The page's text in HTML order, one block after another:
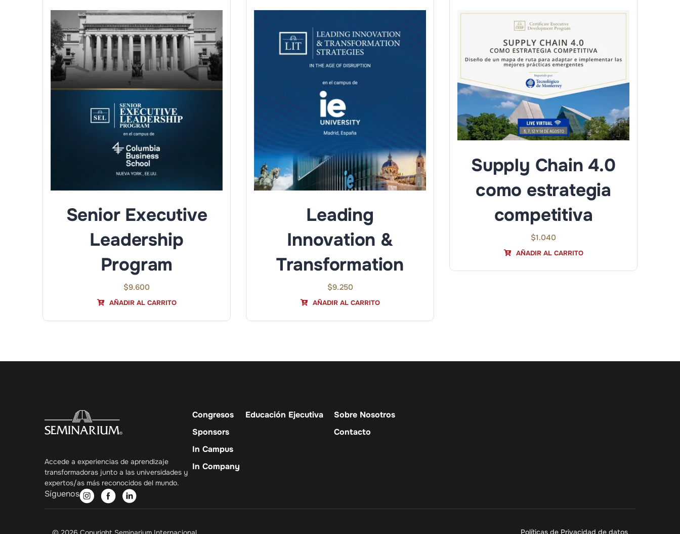
Senior Executive
Leadership
Program
$9.600
AÑADIR AL CARRITO
Leading
Innovation &
Transformation
$9.250
AÑADIR AL CARRITO
Supply Chain 4.0
como estrategia
competitiva
$1.040
AÑADIR AL CARRITO
Accede a experiencias de aprendizaje
transformadoras junto a las universidades y
expertos/as más reconocidos del mundo.
Síguenos
Congresos
Sponsors
In Campus
In Company
Educación Ejecutiva
Sobre Nosotros
Contacto
Políticas de Privacidad de datos